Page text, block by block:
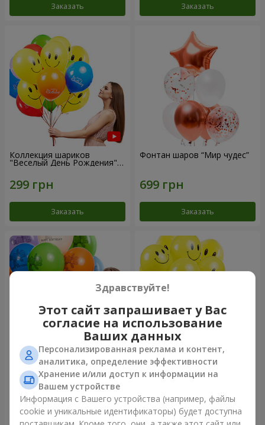
Заказать Заказать
Коллекция шариков
"Веселый День Рождения" -
Заказать
Фонтан шаров “Мир чудес”
Заказать
Коллекция шариков "День
рождения" (с Тедди)
Заказать
Коллекция шариков
"Смайлики" - 5 шариков
Заказать
Здравствуйте!
Этот сайт запрашивает у Вас
согласие на использование
Ваших данных
Персонализированная реклама и контент,
аналитика, определение эффективности
Хранение и/или доступ к информации на
Вашем устройстве
Информация с Вашего устройства (например, файлы
cookie и уникальные идентификаторы) будет доступна